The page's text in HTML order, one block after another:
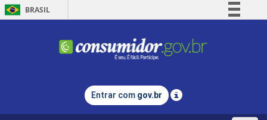
BRASIL
Comunica BR
Legislação
Entrar com gov.br